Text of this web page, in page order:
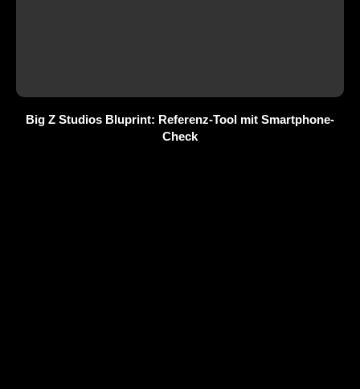
Big Z Studios Bluprint: Referenz-Tool mit Smartphone-
Check